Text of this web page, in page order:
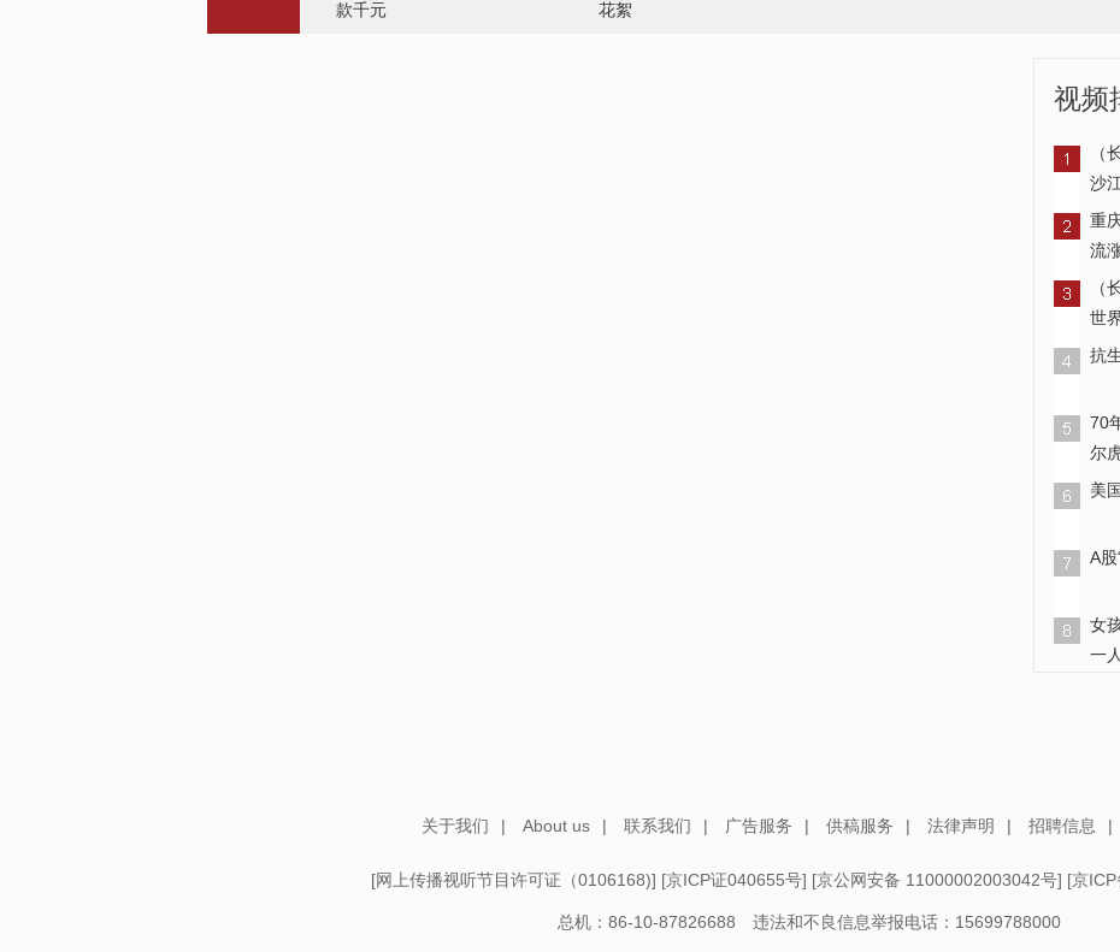
视频
（
沙
重
流
（
世
抗
70
尔
美
A股
女
一
关于我们
| About us | 联系我们 | 广告服务 | 供稿服务 | 法律声明 | 招聘信息 |
[网上传播视听节目许可证（0106168)] [京ICP证040655号] [京公网安备 11000002003042号] [京
总机：86-10-87826688 违法和不良信息举报电话：15699788000